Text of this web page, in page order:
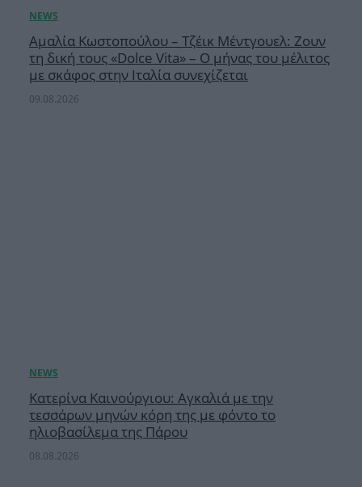
Αμαλία Κωστοπούλου – Τζέικ Μέντγουελ: Ζουν
τη δική τους «Dolce Vita» – Ο μήνας του μέλιτος
με σκάφος στην Ιταλία συνεχίζεται
09.08.2026
Κατερίνα Καινούργιου: Αγκαλιά με την
τεσσάρων μηνών κόρη της με φόντο το
ηλιοβασίλεμα της Πάρου
08.08.2026